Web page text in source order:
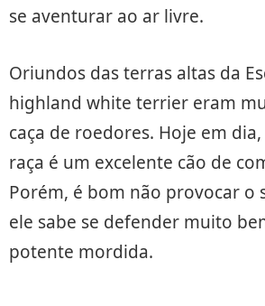
se aventurar ao ar livre.
Oriundos das terras altas da
highland white terrier eram
caça de roedores. Hoje em
raça é um excelente cão de
Porém, é bom não provocar o
ele sabe se defender muito
potente mordida.